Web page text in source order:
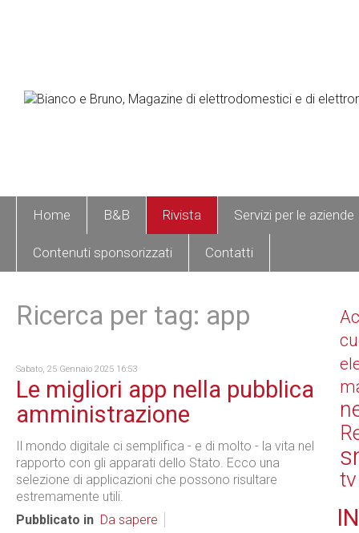
Home B&B Rivista Servizi per le aziende
Contenuti sponsorizzati Contatti
Ricerca per tag: app
Sabato, 25 Gennaio 2025 16:53
Le migliori app nella pubblica
amministrazione
Il mondo digitale ci semplifica - e di molto - la vita nel
rapporto con gli apparati dello Stato. Ecco una
selezione di applicazioni che possono risultare
estremamente utili.
Pubblicato in Da sapere
tv
IN